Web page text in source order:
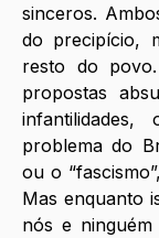
sinceros.
do precipício,
resto do
propostas
problema do
ou o
Mas enquanto
nós e